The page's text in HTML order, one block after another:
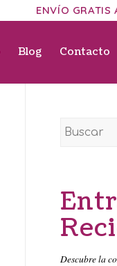
ENVÍO GRATIS
Blog Contacto
Descubre la